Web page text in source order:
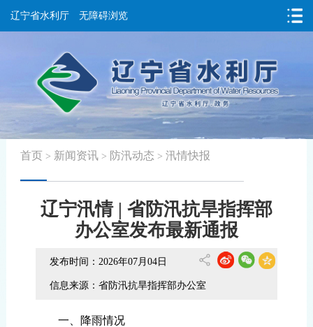
辽宁省水利厅 无障碍浏览
首页 > 新闻资讯> 防汛动态 > 汛情快报
辽宁汛情 | 省防汛抗旱指挥部
办公室发布最新通报
发布时间：2026年07月04日
信息来源：省防汛抗旱指挥部办公室
一、降雨情况